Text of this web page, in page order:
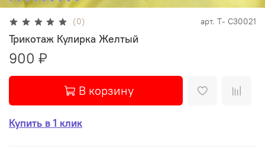
(0) арт. Т- С30021
Трикотаж Кулирка Желтый
900 ₽
В корзину
Купить в 1 клик